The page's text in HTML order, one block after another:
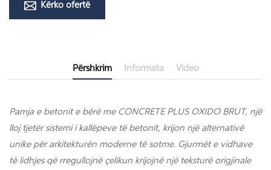
Kërko ofertë
Përshkrim Informata Video
Pamja e betonit e bërë me CONCRETE PLUS OXIDO BRUT, një
lloj tjetër sistemi i kallëpeve të betonit, krijon një alternativë
unike për arkitekturën moderne të sotme. Gjurmët e vidhave
të lidhjes që rregullojnë çelikun krijojnë një teksturë origjinale